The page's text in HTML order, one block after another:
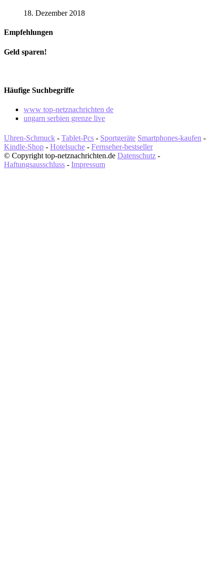
18. Dezember 2018
Empfehlungen
Geld sparen!
Häufige Suchbegriffe
www top-netznachrichten de
ungarn serbien grenze live
Uhren-Schmuck - Tablet-Pcs - Sportgeräte Smartphones-kaufen -
Kindle-Shop - Hotelsuche - Fernseher-bestseller
© Copyright top-netznachrichten.de Datenschutz -
Haftungsausschluss - Impressum